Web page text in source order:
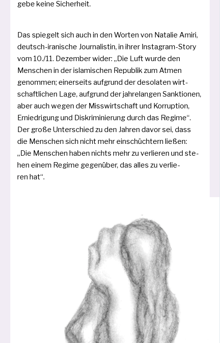
gebe kei­ne Sicherheit.
Das spie­gelt sich auch in den Worten von Natalie Amiri,
deutsch-ira­ni­sche Journalistin, in ihrer Instagram-Story
vom 10./11. Dezember wider: „Die Luft wur­de den
Menschen in der isla­mi­schen Republik zum Atmen
genom­men; einer­seits auf­grund der deso­la­ten wirt­
schaft­li­chen Lage, auf­grund der jah­re­lan­gen Sanktionen,
aber auch wegen der Misswirtschaft und Korruption,
Erniedrigung und Diskriminierung durch das Regime“.
Der gro­ße Unterschied zu den Jahren davor sei, dass
die Menschen sich nicht mehr ein­schüch­tern lie­ßen:
„Die Menschen haben nichts mehr zu ver­lie­ren und ste­
hen einem Regime gegen­über, das alles zu ver­lie­
ren hat“.